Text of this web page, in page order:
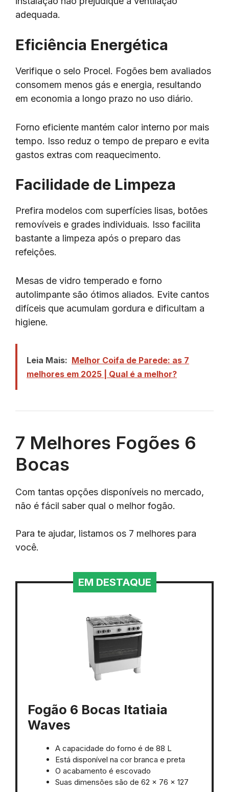
adequada.
Eficiência Energética
Verifique o selo Procel. Fogões bem avaliados
consomem menos gás e energia, resultando
em economia a longo prazo no uso diário.
Forno eficiente mantém calor interno por mais
tempo. Isso reduz o tempo de preparo e evita
gastos extras com reaquecimento.
Facilidade de Limpeza
Prefira modelos com superfícies lisas, botões
removíveis e grades individuais. Isso facilita
bastante a limpeza após o preparo das
refeições.
Mesas de vidro temperado e forno
autolimpante são ótimos aliados. Evite cantos
difíceis que acumulam gordura e dificultam a
higiene.
Leia Mais: Melhor Coifa de Parede: as 7
melhores em 2025 | Qual é a melhor?
7 Melhores Fogões 6
Bocas
Com tantas opções disponíveis no mercado,
não é fácil saber qual o melhor fogão.
Para te ajudar, listamos os 7 melhores para
você.
EM DESTAQUE
Fogão 6 Bocas Itatiaia
Waves
A capacidade do forno é de 88 L
Está disponível na cor branca e preta
O acabamento é escovado
Suas dimensões são de 62 x 76 x 127